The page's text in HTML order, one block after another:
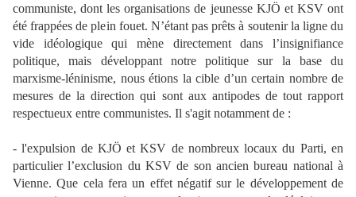
communiste, dont les organisations de jeunesse KJÖ et KSV ont
été frappées de plein fouet. N’étant pas prêts à soutenir la ligne du
vide idéologique qui mène directement dans l’insignifiance
politique, mais développant notre politique sur la base du
marxisme-léninisme, nous étions la cible d’un certain nombre de
mesures de la direction qui sont aux antipodes de tout rapport
respectueux entre communistes. Il s'agit notamment de :
- l'expulsion de KJÖ et KSV de nombreux locaux du Parti, en
particulier l’exclusion du KSV de son ancien bureau national à
Vienne. Que cela fera un effet négatif sur le développement de